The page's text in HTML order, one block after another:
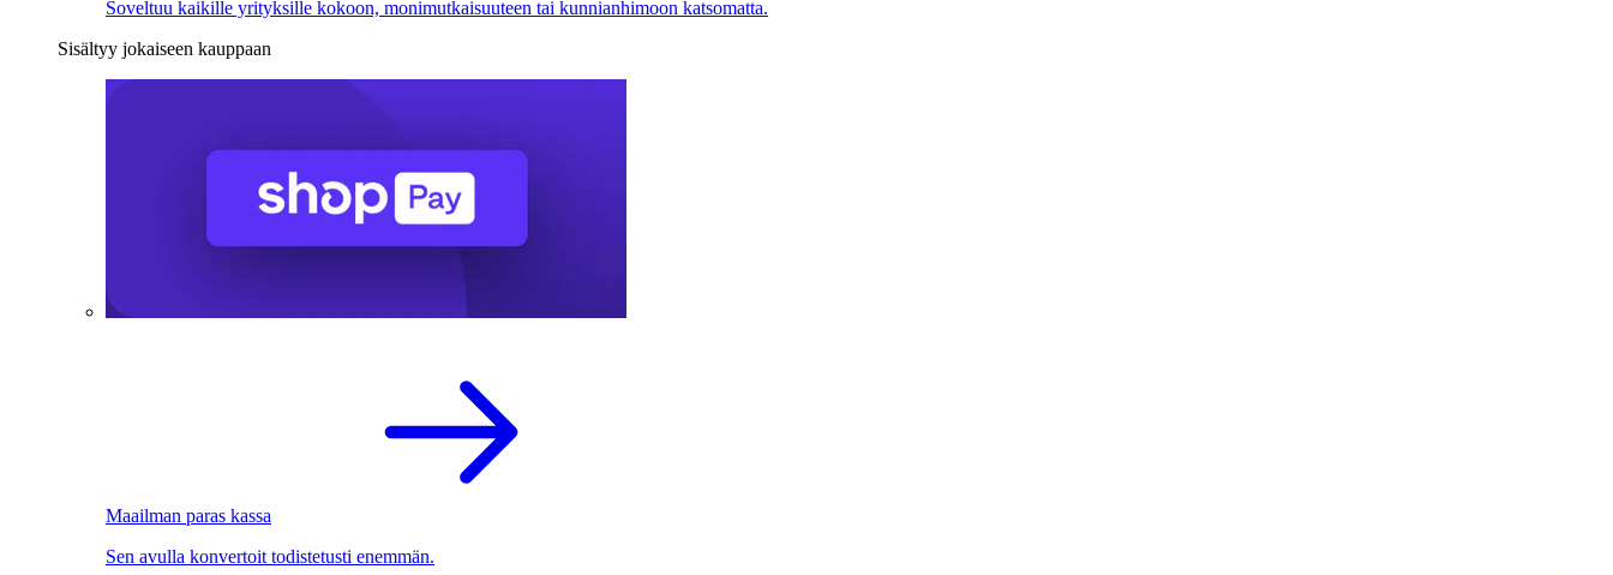
Soveltuu kaikille yrityksille kokoon, monimutkaisuuteen tai kunnianhimoon katsomatta.
Sisältyy jokaiseen kauppaan
Maailman paras kassa
Sen avulla konvertoit todistetusti enemmän.